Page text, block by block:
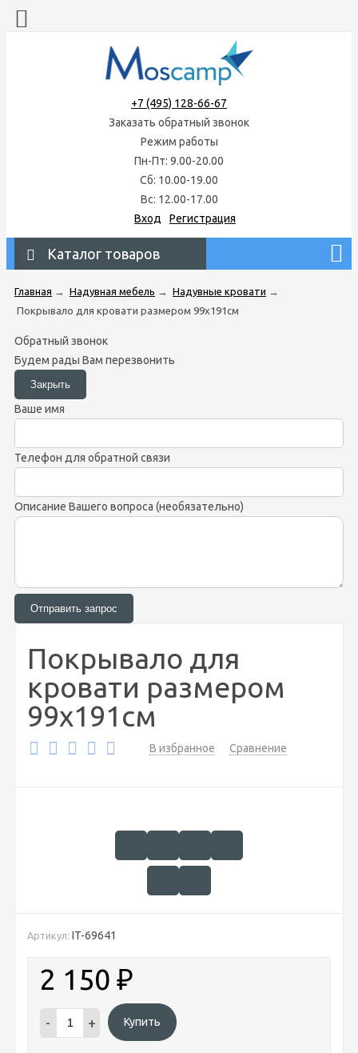
+7 (495) 128-66-67
Заказать обратный звонок
Режим работы
Пн-Пт: 9.00-20.00
Сб: 10.00-19.00
Вс: 12.00-17.00
Вход
Регистрация
Каталог товаров
Главная → Надувная мебель → Надувные кровати →
Покрывало для кровати размером 99х191см
Обратный звонок
Будем рады Вам перезвонить
Ваше имя
Телефон для обратной связи
Описание Вашего вопроса (необязательно)
Покрывало для
кровати размером
99х191см
В избранное Сравнение
Артикул: IT-69641
2 150 ₽
- + Купить